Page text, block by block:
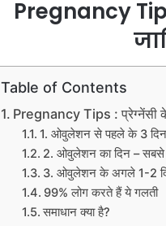
Pregnancy
Table of Contents
Pregnancy Tips : प्रेग्नेंसी
1. ओवुलेशन से पहले के 3 दिन
2. ओवुलेशन का दिन –
3. ओवुलेशन के अगले 1-2
99% लोग करते हैं ये गलती
समाधान क्या है?